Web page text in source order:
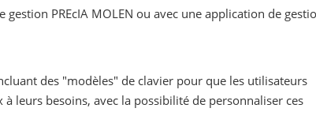
PREcIA MOLEN ou avec une application de
des "modèles" de clavier pour que les utilisateurs
leurs besoins, avec la possibilité de personnaliser ces